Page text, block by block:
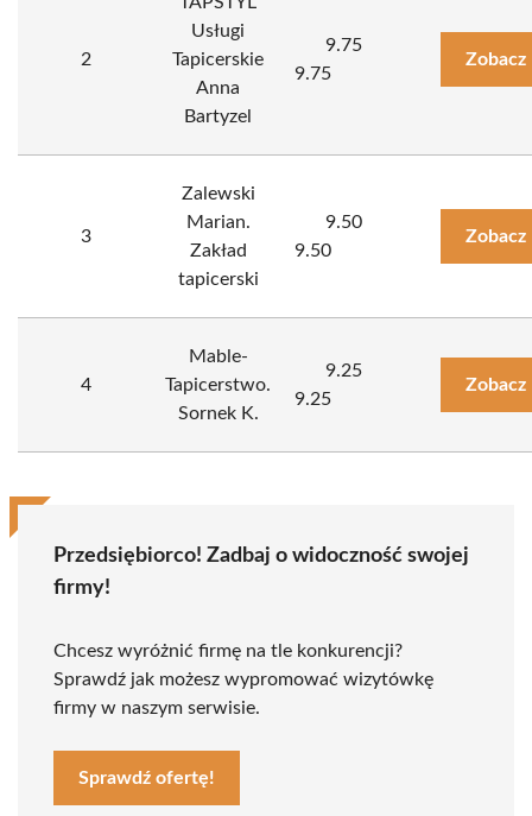
2
Usługi
Tapicerskie
Anna
Bartyzel
9.75
9.75
Zobacz
3
Zalewski
Marian.
Zakład
tapicerski
9.50
9.50
Zobacz
4
Mable-
Tapicerstwo.
Sornek K.
9.25
9.25
Zobacz
Przedsiębiorco! Zadbaj o widoczność swojej
firmy!
Chcesz wyróżnić firmę na tle konkurencji?
Sprawdź jak możesz wypromować wizytówkę
firmy w naszym serwisie.
Sprawdź ofertę!